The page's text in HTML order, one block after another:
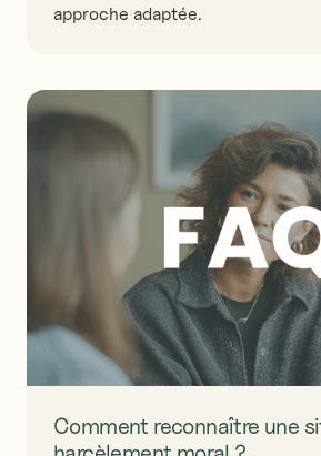
approche adaptée.
Comment reconnaître une